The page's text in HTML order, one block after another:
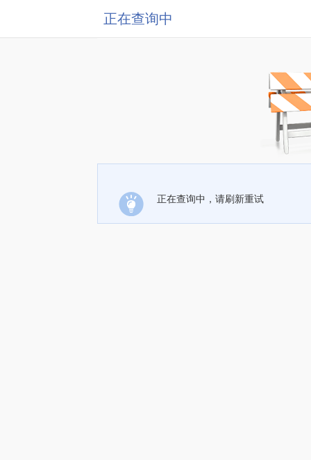
正在查询中
正在查询中，请刷新重试